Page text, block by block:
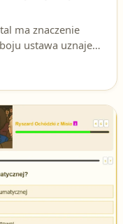
ma znaczenie
ustawa uznaje
patent strzelecki.